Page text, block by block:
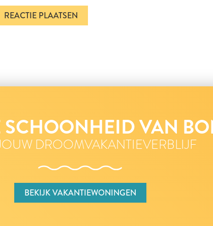
SCHOONHEID VAN
DROOMVAKANTIEVERBLIJF
BEKIJK VAKANTIEWONINGEN